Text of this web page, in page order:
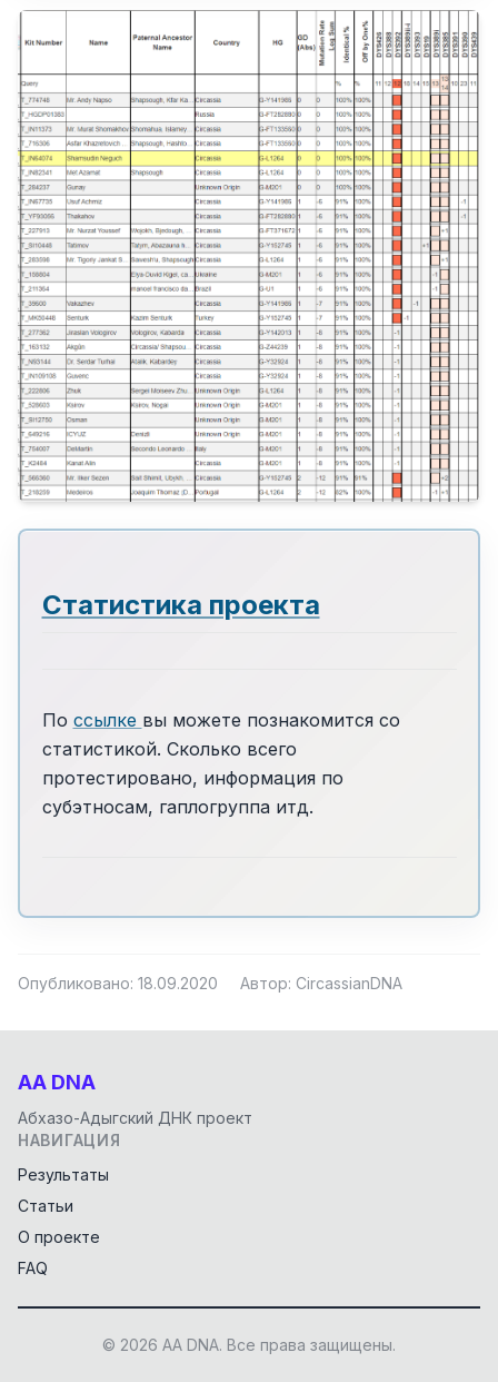
Статистика проекта
По ссылке вы можете познакомится со
статистикой. Сколько всего
протестировано, информация по
субэтносам, гаплогруппа итд.
Опубликовано: 18.09.2020 Автор: CircassianDNA
AA DNA
Абхазо-Адыгский ДНК проект
НАВИГАЦИЯ
Результаты
Статьи
О проекте
FAQ
© 2026 AA DNA. Все права защищены.